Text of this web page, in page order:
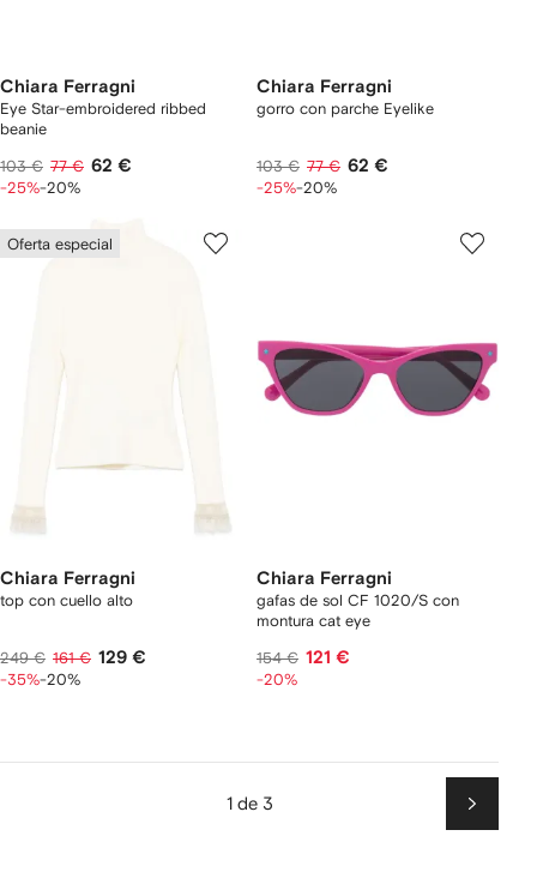
Chiara Ferragni
Eye Star-embroidered ribbed
beanie
103 € 77 € 62 €
-25%-20%
Chiara Ferragni
gorro con parche Eyelike
103 € 77 € 62 €
-25%-20%
Oferta especial
Chiara Ferragni
top con cuello alto
249 € 161 € 129 €
-35%-20%
Chiara Ferragni
gafas de sol CF 1020/S con
montura cat eye
154 € 121 €
-20%
1 de 3